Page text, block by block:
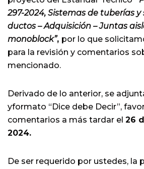
297-2024, Sistemas de tuberías
ductos – Adquisición – Juntas
monoblock”, por lo que
para la revisión y comentarios
mencionado.
Derivado de lo anterior, se
yformato “Dice debe Decir”,
comentarios a más tardar el 26
2024.
De ser requerido por ustedes, la